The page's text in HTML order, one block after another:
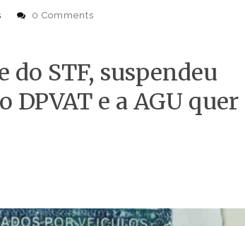
0 Comments
STF, suspendeu
DPVAT e a AGU quer